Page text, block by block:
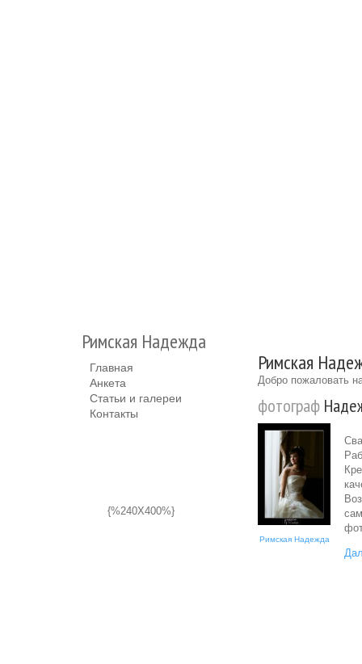
Римская Надежда
Главная
Анкета
Статьи и галереи
Контакты
{%240X400%}
Римская
Добро пожаловать
фотограф
Римская Надежда